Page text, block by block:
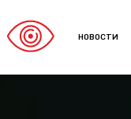
НОВОСТИ